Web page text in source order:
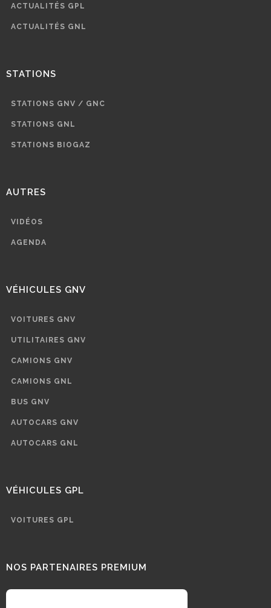
ACTUALITÉS GPL
ACTUALITÉS GNL
STATIONS
STATIONS GNV / GNC
STATIONS GNL
STATIONS BIOGAZ
AUTRES
VIDÉOS
AGENDA
VÉHICULES GNV
VOITURES GNV
UTILITAIRES GNV
CAMIONS GNV
CAMIONS GNL
BUS GNV
AUTOCARS GNV
AUTOCARS GNL
VÉHICULES GPL
VOITURES GPL
NOS PARTENAIRES PREMIUM